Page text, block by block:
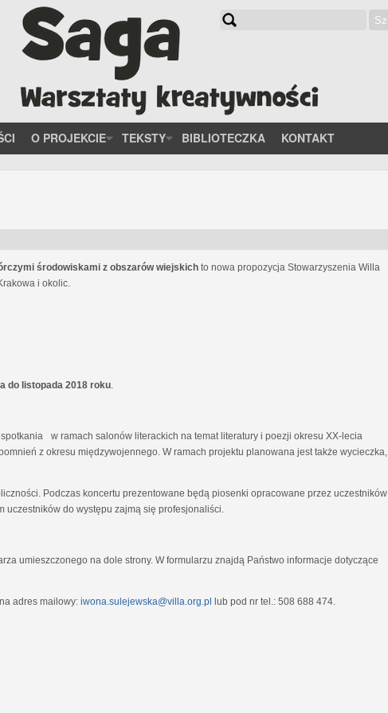
Szukaj
O PROJEKCIE TEKSTY BIBLIOTECZKA KONTAKT
środowiskami z obszarów wiejskich to nowa propozycja Stowarzyszenia Willa
i okolic.
do listopada 2018 roku
w ramach salonów literackich na temat literatury i poezji okresu XX-lecia
z okresu międzywojennego. W ramach projektu planowana jest także wycieczka,
Podczas koncertu prezentowane będą piosenki opracowane przez uczestników
uczestników do występu zajmą się profesjonaliści.
umieszczonego na dole strony. W formularzu znajdą Państwo informacje dotyczące
adres mailowy: iwona.sulejewska@villa.org.pl lub pod nr tel.: 508 688 474.